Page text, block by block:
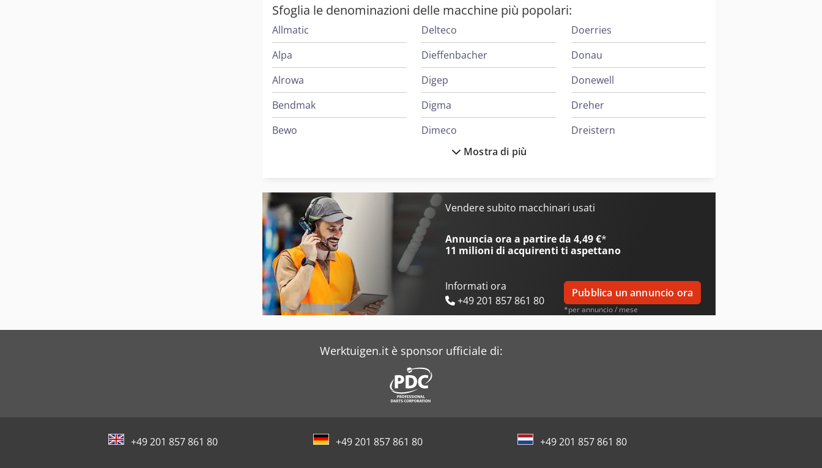
Sfoglia le denominazioni delle macchine più popolari:
Allmatic
Alpa
Alrowa
Bendmak
Bewo
Defum
Degen
Delteco
Dieffenbacher
Digep
Digma
Dimeco
Dirinler
Dmtg
Doall
Doerries
Donau
Donewell
Dreher
Dreistern
Mostra di più
Vendere subito macchinari usati
Annuncia ora a partire da 4,49 €*
11 milioni di acquirenti ti aspettano
Informati ora
+49 201 857 861 80
Pubblica un annuncio ora
*per annuncio / mese
Werktuigen.it è sponsor ufficiale di:
+49 201 857 861 80 +49 201 857 861 80 +49 201 857 861 80